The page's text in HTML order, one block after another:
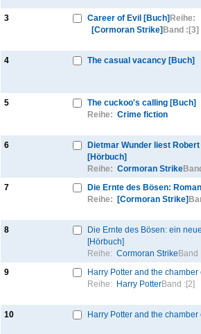
3 Career of Evil [Buch] Reihe:
[Cormoran Strike] Band : [3]
4 The casual vacancy [Buch]
5
The cuckoo's calling [Buch]
Reihe: Crime fiction
6
Dietmar Wunder liest
[Hörbuch]
Reihe: Cormoran Strike
7
Die Ernte des Bösen:
Reihe:
[Cormoran Strike]
8
Die Ernte des Bösen: ein
[Hörbuch]
Reihe: Cormoran Strike Band :
9
Harry Potter and the chamber
Reihe:
Harry PotterBand :[2]
10 Harry Potter and the chamber